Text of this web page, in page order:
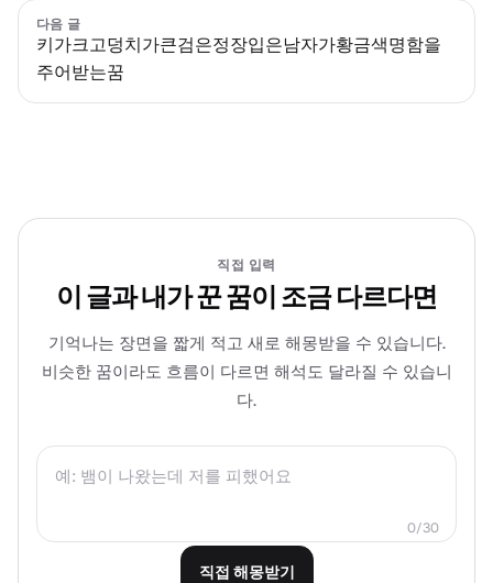
다음 글
키가크고덩치가큰검은정장입은남자가황금색명함을
주어받는꿈
직접 입력
이 글과 내가 꾼 꿈이 조금 다르다면
기억나는 장면을 짧게 적고 새로 해몽받을 수 있습니다.
비슷한 꿈이라도 흐름이 다르면 해석도 달라질 수 있습니
다.
0/30
직접 해몽받기